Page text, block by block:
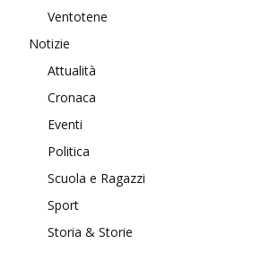
Ventotene
Notizie
Attualità
Cronaca
Eventi
Politica
Scuola e Ragazzi
Sport
Storia & Storie